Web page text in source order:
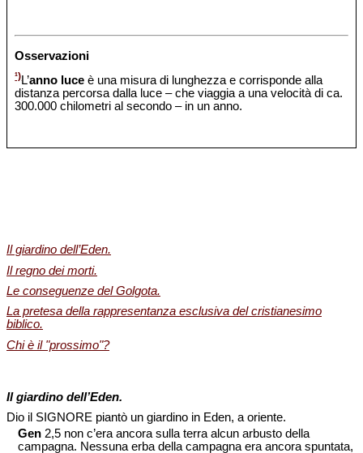
Osservazioni
¹)L’anno luce è una misura di lunghezza e corrisponde alla
distanza percorsa dalla luce – che viaggia a una velocità di ca.
300.000 chilometri al secondo – in un anno.
Il giardino dell’Eden.
Il regno dei morti.
Le conseguenze del Golgota.
La pretesa della rappresentanza esclusiva del cristianesimo
biblico.
Chi è il "prossimo"?
Il giardino dell’Eden.
Dio il SIGNORE piantò un giardino in Eden, a oriente.
Gen 2,5 non c’era ancora sulla terra alcun arbusto della
campagna. Nessuna erba della campagna era ancora spuntata,